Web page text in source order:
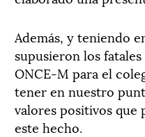
Además, y teniendo
supusieron los
ONCE-M para el
tener en nuestro
valores positivos que
este hecho.